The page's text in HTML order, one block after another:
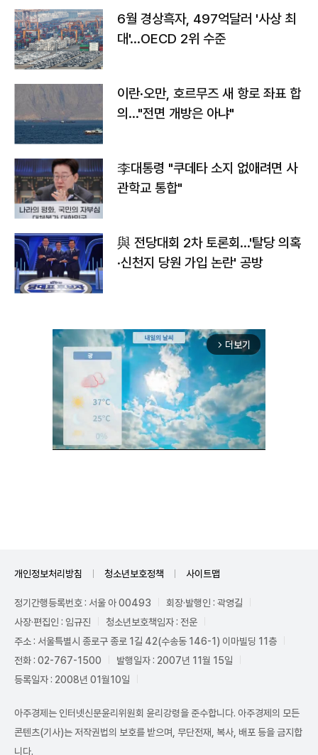
6월 경상흑자, 497억달러 '사상 최
대'…OECD 2위 수준
이란·오만, 호르무즈 새 항로 좌표 합
의…"전면 개방은 아냐"
李대통령 "쿠데타 소지 없애려면 사
관학교 통합"
與 전당대회 2차 토론회…'탈당 의혹
·신천지 당원 가입 논란' 공방
arrow_forward_ios 더보기
개인정보처리방침 청소년보호정책 사이트맵
정기간행등록번호 : 서울 아 00493
회장·발행인 : 곽영길
사장·편집인 : 임규진
청소년보호책임자 : 전운
주소 : 서울특별시 종로구 종로 1길 42(수송동 146-1) 이마빌딩 11층
전화 : 02-767-1500
발행일자 : 2007년 11월 15일
등록일자 : 2008년 01월10일
아주경제는 인터넷신문윤리위원회 윤리강령을 준수합니다. 아주경제의 모든
콘텐츠(기사)는 저작권법의 보호를 받으며, 무단전재, 복사, 배포 등을 금지합
니다.